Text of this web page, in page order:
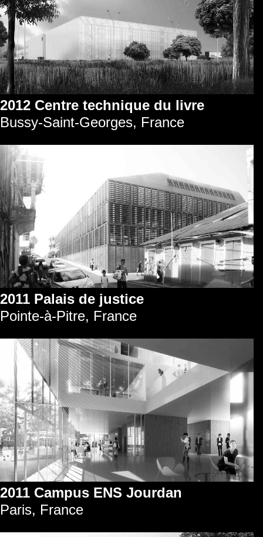
2012 Centre technique du livre
Bussy-Saint-Georges, France
2011 Palais de justice
Pointe-à-Pitre, France
2011 Campus ENS Jourdan
Paris, France